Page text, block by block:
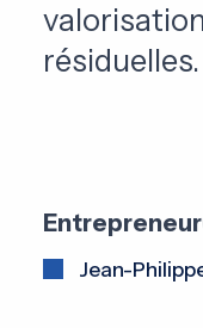
résiduelles.
Jean-